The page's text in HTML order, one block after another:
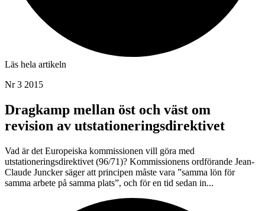
Läs hela artikeln
Nr 3 2015
Dragkamp mellan öst och väst om
revision av utstationeringsdirektivet
Vad är det Europeiska kommissionen vill göra med
utstationeringsdirektivet (96/71)? Kommissionens ordförande Jean-
Claude Juncker säger att principen måste vara ”samma lön för
samma arbete på samma plats”, och för en tid sedan in...